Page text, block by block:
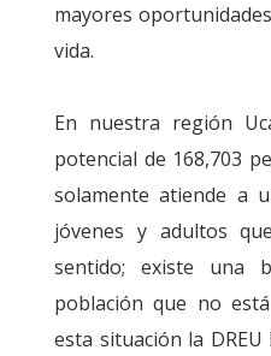
mayores
vida.
En nuestra región
potencial de 168,703
solamente atiende a
jóvenes y adultos
sentido; existe una
población que no
esta situación la